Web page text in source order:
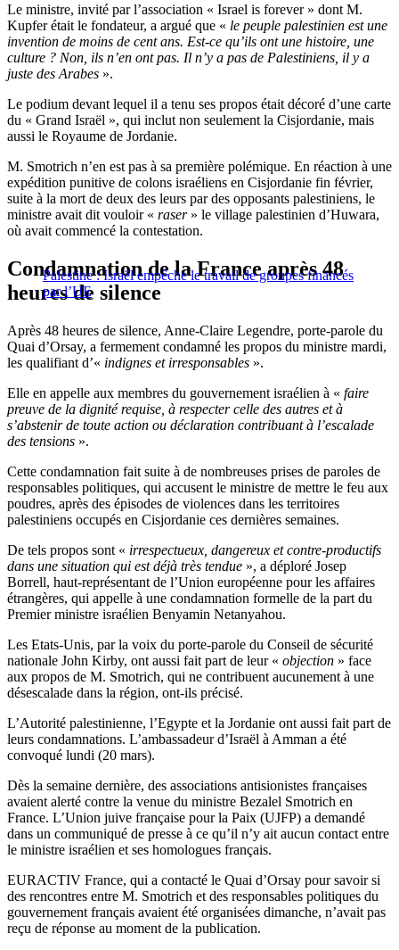
Le ministre, invité par l’association « Israel is forever » dont M.
Kupfer était le fondateur, a argué que « le peuple palestinien est une
invention de moins de cent ans. Est-ce qu’ils ont une histoire, une
culture ? Non, ils n’en ont pas. Il n’y a pas de Palestiniens, il y a
juste des Arabes ».
Le podium devant lequel il a tenu ses propos était décoré d’une carte
du « Grand Israël », qui inclut non seulement la Cisjordanie, mais
aussi le Royaume de Jordanie.
M. Smotrich n’en est pas à sa première polémique. En réaction à une
expédition punitive de colons israéliens en Cisjordanie fin février,
suite à la mort de deux des leurs par des opposants palestiniens, le
ministre avait dit vouloir « raser » le village palestinien d’Huwara,
où avait commencé la contestation.
Palestine : Israël empêche le travail de groupes financés
par l’UE
Condamnation de la France après 48
heures de silence
Après 48 heures de silence, Anne-Claire Legendre, porte-parole du
Quai d’Orsay, a fermement condamné les propos du ministre mardi,
les qualifiant d’« indignes et irresponsables ».
Elle en appelle aux membres du gouvernement israélien à « faire
preuve de la dignité requise, à respecter celle des autres et à
s’abstenir de toute action ou déclaration contribuant à l’escalade
des tensions ».
Cette condamnation fait suite à de nombreuses prises de paroles de
responsables politiques, qui accusent le ministre de mettre le feu aux
poudres, après des épisodes de violences dans les territoires
palestiniens occupés en Cisjordanie ces dernières semaines.
De tels propos sont « irrespectueux, dangereux et contre-productifs
dans une situation qui est déjà très tendue », a déploré Josep
Borrell, haut-représentant de l’Union européenne pour les affaires
étrangères, qui appelle à une condamnation formelle de la part du
Premier ministre israélien Benyamin Netanyahou.
Les Etats-Unis, par la voix du porte-parole du Conseil de sécurité
nationale John Kirby, ont aussi fait part de leur « objection » face
aux propos de M. Smotrich, qui ne contribuent aucunement à une
désescalade dans la région, ont-ils précisé.
L’Autorité palestinienne, l’Egypte et la Jordanie ont aussi fait part de
leurs condamnations. L’ambassadeur d’Israël à Amman a été
convoqué lundi (20 mars).
Dès la semaine dernière, des associations antisionistes françaises
avaient alerté contre la venue du ministre Bezalel Smotrich en
France. L’Union juive française pour la Paix (UJFP) a demandé
dans un communiqué de presse à ce qu’il n’y ait aucun contact entre
le ministre israélien et ses homologues français.
EURACTIV France, qui a contacté le Quai d’Orsay pour savoir si
des rencontres entre M. Smotrich et des responsables politiques du
gouvernement français avaient été organisées dimanche, n’avait pas
reçu de réponse au moment de la publication.